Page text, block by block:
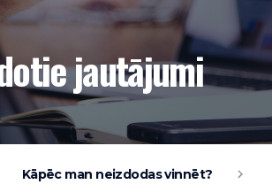
jautājumi
Kāpēc man neizdodas vinnēt?